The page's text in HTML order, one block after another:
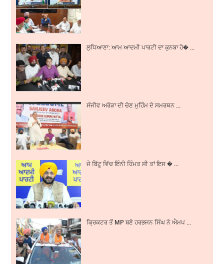
ਲੁਧਿਆਣਾ: ਆਮ ਆਦਮੀ ਪਾਰਟੀ ਦਾ ਕੁਨਬਾ ਹੋ� ...
ਸੰਜੀਵ ਅਰੋੜਾ ਦੀ ਚੋਣ ਮੁਹਿੰਮ ਦੇ ਸਮਰਥਨ ...
ਜੇ ਬਿੱਟੂ ਵਿੱਚ ਇੰਨੀ ਹਿੰਮਤ ਸੀ ਤਾਂ ਇਸ � ...
ਕ੍ਰਿਕਟਰ ਤੋਂ MP ਬਣੇ ਹਰਭਜਨ ਸਿੰਘ ਨੇ ਐਮਪ ...